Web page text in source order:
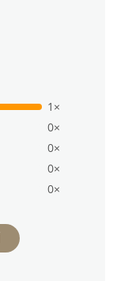
1×
0×
0×
0×
0×